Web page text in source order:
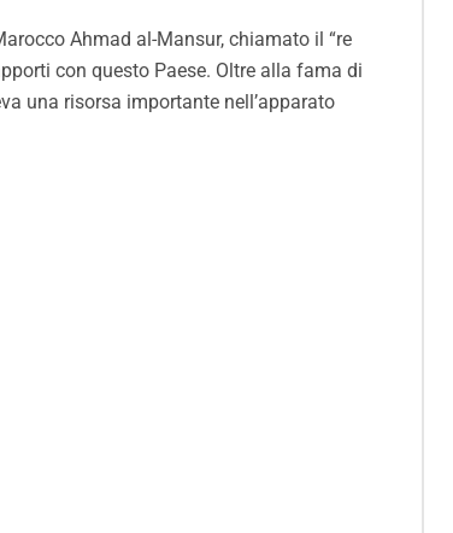
Ahmad al-Mansur, chiamato il “re
con questo Paese. Oltre alla fama di
una risorsa importante nell’apparato